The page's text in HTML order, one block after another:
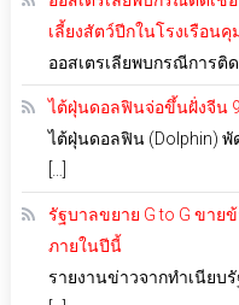
เลี้ยงสัตว์ปีกในโรงเรือนคุ
ออสเตรเลียพบกรณีการติ
ไต้ฝุ่นดอลฟินจ่อขึ้นฝั่งจีน
ไต้ฝุ่นดอลฟิน (Dolphin)
รัฐบาลขยาย G to G ขาย
ภายในปีนี้
รายงานข่าวจากทำเนียบ